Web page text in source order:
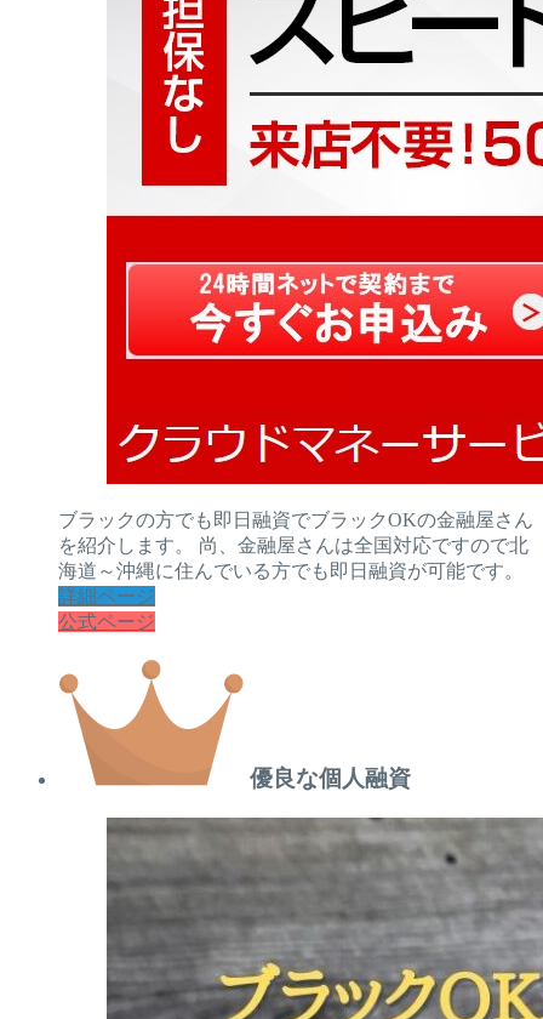
ブラックの方でも即日融資でブラックOKの金融屋さん
を紹介します。 尚、金融屋さんは全国対応ですので北
海道～沖縄に住んでいる方でも即日融資が可能です。
詳細ページ
公式ページ
優良な個人融資